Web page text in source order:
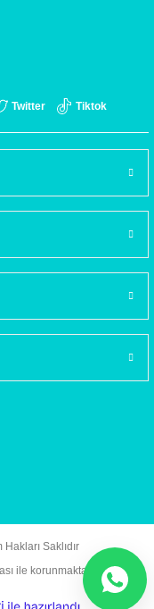
Twitter Tiktok
Saklıdır
ile korunmaktadır.
e- ile